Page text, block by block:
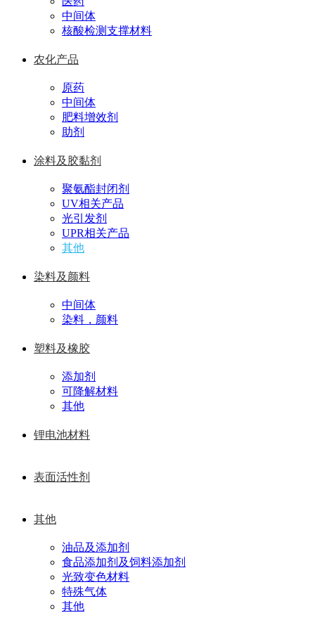
中间体
核酸检测支撑材料
农化产品
原药
中间体
肥料增效剂
助剂
涂料及胶黏剂
聚氨酯封闭剂
UV相关产品
光引发剂
UPR相关产品
其他
染料及颜料
中间体
染料，颜料
塑料及橡胶
添加剂
可降解材料
其他
锂电池材料
表面活性剂
其他
油品及添加剂
食品添加剂及饲料添加剂
光致变色材料
特殊气体
其他